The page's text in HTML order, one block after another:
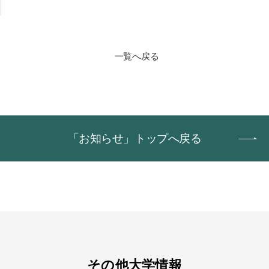
一覧へ戻る
「お知らせ」トップへ戻る
その他大学情報